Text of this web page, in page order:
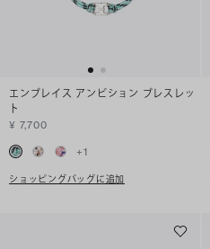
エンブレイス アンビション ブレスレッ
ト
¥ 7,700
+1
ショッピングバッグに追加